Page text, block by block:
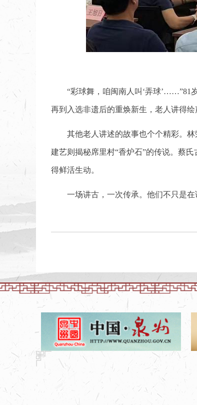
“彩球舞，咱闽南人叫‘弄球’……”81
再到入选非遗后的重焕新生，老人讲得绘
其他老人讲述的故事也个个精彩。
建艺则揭秘席里村“香炉石”的传说。蔡
得鲜活生动。
一场讲古，一次传承。他们不只是